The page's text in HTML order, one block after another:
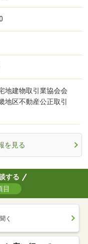
地建物取引業協会会
地区不動産公正取引
を見る
する
目
く